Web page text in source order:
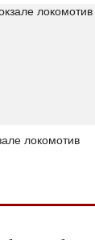
локомотив